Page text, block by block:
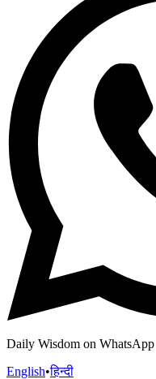
Daily Wisdom on WhatsApp
English•हिन्दी